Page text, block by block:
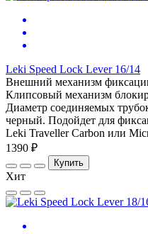
Leki Speed Lock Lever 16/14
Внешний механизм
Клипсовый механизм
Диаметр соединяемых
черный. Подойдет для
Leki Traveller Carbon или
1390 ₽
Купить
Хит